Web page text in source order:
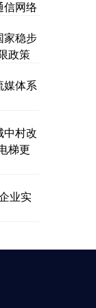
信网络
家稳步
政策
媒体系
中村改
梯更
业实